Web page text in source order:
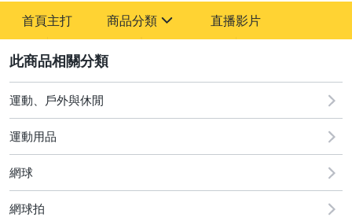
首頁主打 商品分類
原創設計良品
居家、家具與園藝
直播影片
運動、戶外與休閒
運動用品
網球
網球拍